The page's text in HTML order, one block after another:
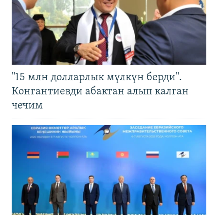
"15 млн долларлык мүлкүн берди".
Конгантиевди абактан алып калган
чечим